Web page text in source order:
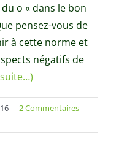
o « dans le bon
pensez-vous de
à cette norme et
négatifs de
| 2 Commentaires